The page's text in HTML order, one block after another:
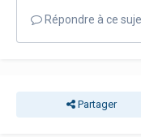
Répondre à ce
Partager